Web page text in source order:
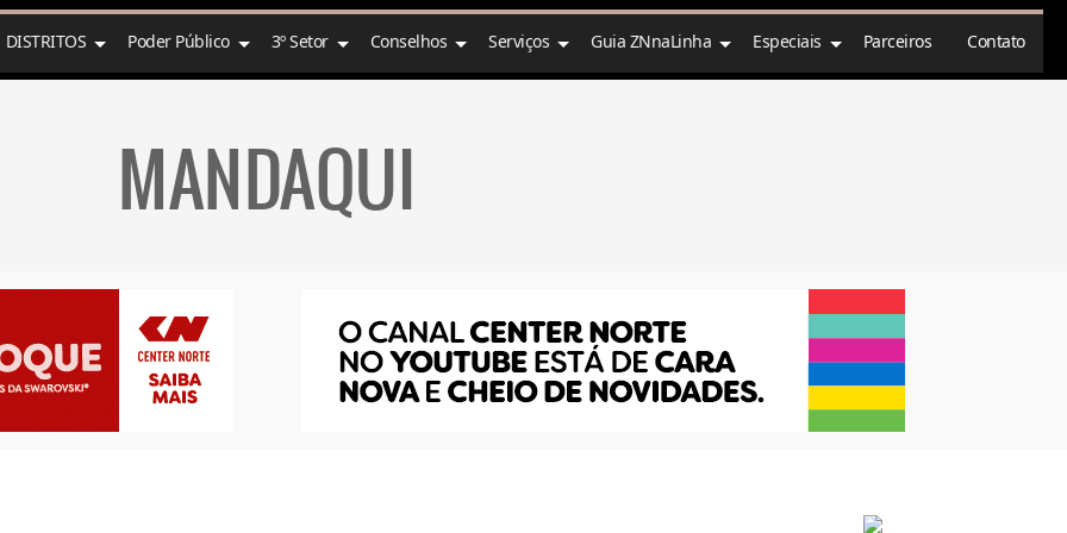
DISTRITOS Poder Público 3º Setor Conselhos Serviços Guia ZNnaLinha Especiais Parceiros Contato
MANDAQUI